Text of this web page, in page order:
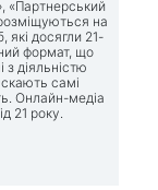
«Партнерський
на
які досягли 21-
формат, що
діяльністю
самі
Онлайн-медіа
21 року.